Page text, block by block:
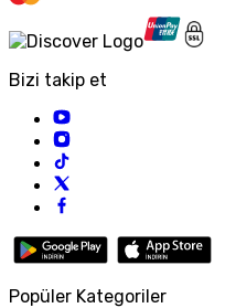
Bizi takip et
Popüler Kategoriler